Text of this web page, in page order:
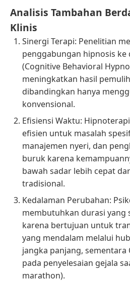
Analisis Tambahan
Klinis
Sinergi Terapi: Penelitian
penggabungan hipnosis ke
(Cognitive Behavioral
meningkatkan hasil
dibandingkan hanya
konvensional.
Efisiensi Waktu:
efisien untuk masalah
manajemen nyeri, dan
buruk karena
bawah sadar lebih cepat
tradisional.
Kedalaman Perubahan:
membutuhkan durasi yang
karena bertujuan untuk
yang mendalam melalui
jangka panjang, sementara
pada penyelesaian gejala
marathon).